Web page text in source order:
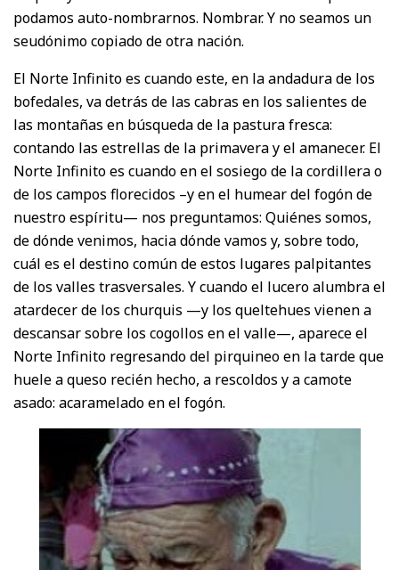
podamos auto-nombrarnos. Nombrar. Y no seamos un
seudónimo copiado de otra nación.
El Norte Infinito es cuando este, en la andadura de los
bofedales, va detrás de las cabras en los salientes de
las montañas en búsqueda de la pastura fresca:
contando las estrellas de la primavera y el amanecer. El
Norte Infinito es cuando en el sosiego de la cordillera o
de los campos florecidos –y en el humear del fogón de
nuestro espíritu— nos preguntamos: Quiénes somos,
de dónde venimos, hacia dónde vamos y, sobre todo,
cuál es el destino común de estos lugares palpitantes
de los valles trasversales. Y cuando el lucero alumbra el
atardecer de los churquis —y los queltehues vienen a
descansar sobre los cogollos en el valle—, aparece el
Norte Infinito regresando del pirquineo en la tarde que
huele a queso recién hecho, a rescoldos y a camote
asado: acaramelado en el fogón.